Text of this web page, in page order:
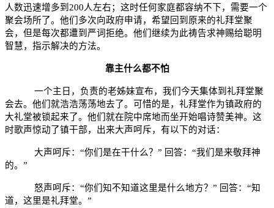
人数迅速增多到 200人左右；这时任何家庭都容纳不下，需要一个
聚会场所了。他们多次向政府申请，希望回到原来的礼拜堂聚
会，但是每次都遭到严词拒绝。他们继续为此祷告求神赐给聪明
智慧，指示解决的方法。
靠主什么都不怕
一个主日，负责的老姊妹宣布，我们今天集体到礼拜堂聚
会去。他们就浩浩荡荡地去了。可惜的是，礼拜堂作为镇政府的
大礼堂被锁起来了。他们就在院中席地而坐开始唱诗赞美神。这
时歌声惊动了镇干部，出来大声呵斥，有以下的对话：
大声呵斥：“你们是在干什么？” 回答：“我们是来敬拜神
的。”
怒声呵斥：“你们知不知道这里是什么地方？” 回答：“知
道，这里是礼拜堂。”